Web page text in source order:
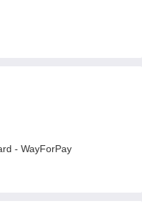
- WayForPay